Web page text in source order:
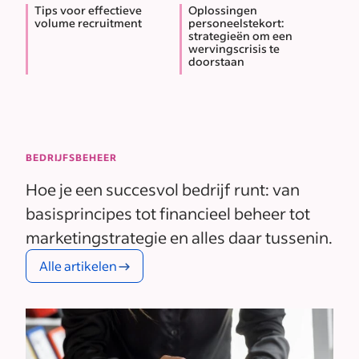
Tips voor effectieve
volume recruitment
Oplossingen
personeelstekort:
strategieën om een
wervingscrisis te
doorstaan
BEDRIJFSBEHEER
Hoe je een succesvol bedrijf runt: van
basisprincipes tot financieel beheer tot
marketingstrategie en alles daar tussenin.
Alle artikelen